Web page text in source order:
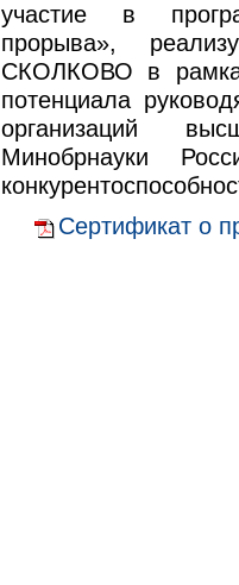
участие в
прорыва»,
СКОЛКОВО в
потенциала
организаций
Минобрнауки
Сертификат о